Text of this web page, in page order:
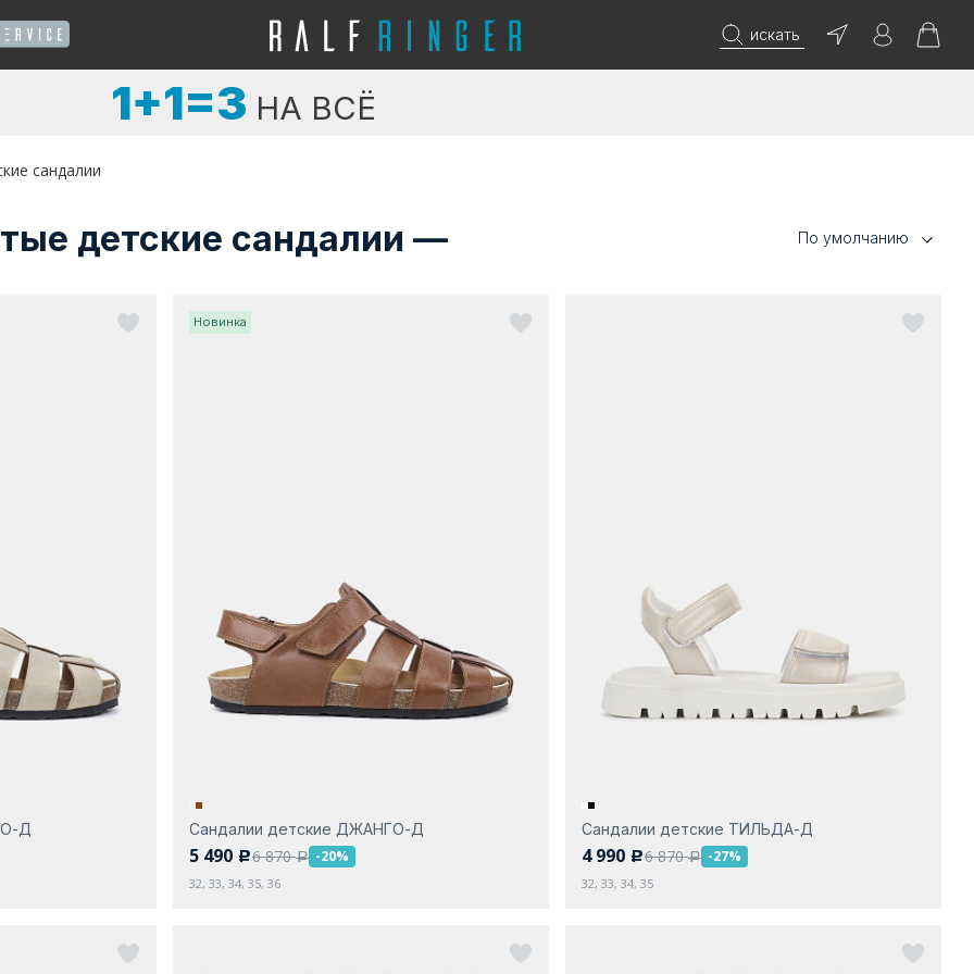
искать
1+1=3 НА ВСЁ
сандалии
детские сандалии — По умолчанию
Д
Новинка
Сандалии детские ДЖАНГО-Д
5 490 c6 870a -20%
32, 33, 34, 35, 36
Сандалии детские ТИЛЬДА-Д
4 990 c6 870a -27%
32, 33, 34, 35